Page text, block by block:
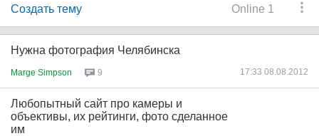
Online 1
Создать тему
Нужна фотография Челябинска
Marge Simpson 9 17:33 08.08.2012
Любопытный сайт про камеры и
объективы, их рейтинги, фото сделанное
им